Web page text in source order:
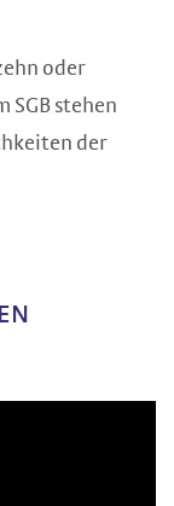
oder
SGB stehen
der